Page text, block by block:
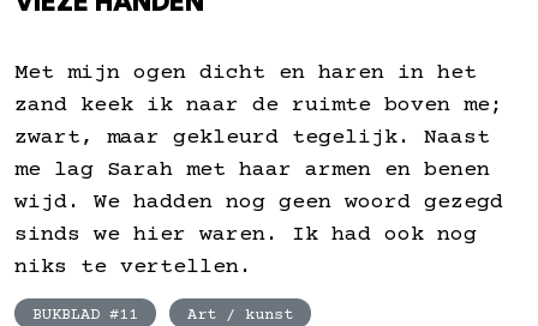
Met mijn ogen dicht en haren in het
zand keek ik naar de ruimte boven me;
zwart, maar gekleurd tegelijk. Naast
me lag Sarah met haar armen en benen
wijd. We hadden nog geen woord gezegd
sinds we hier waren. Ik had ook nog
niks te vertellen.
BUKBLAD #11 Art / kunst